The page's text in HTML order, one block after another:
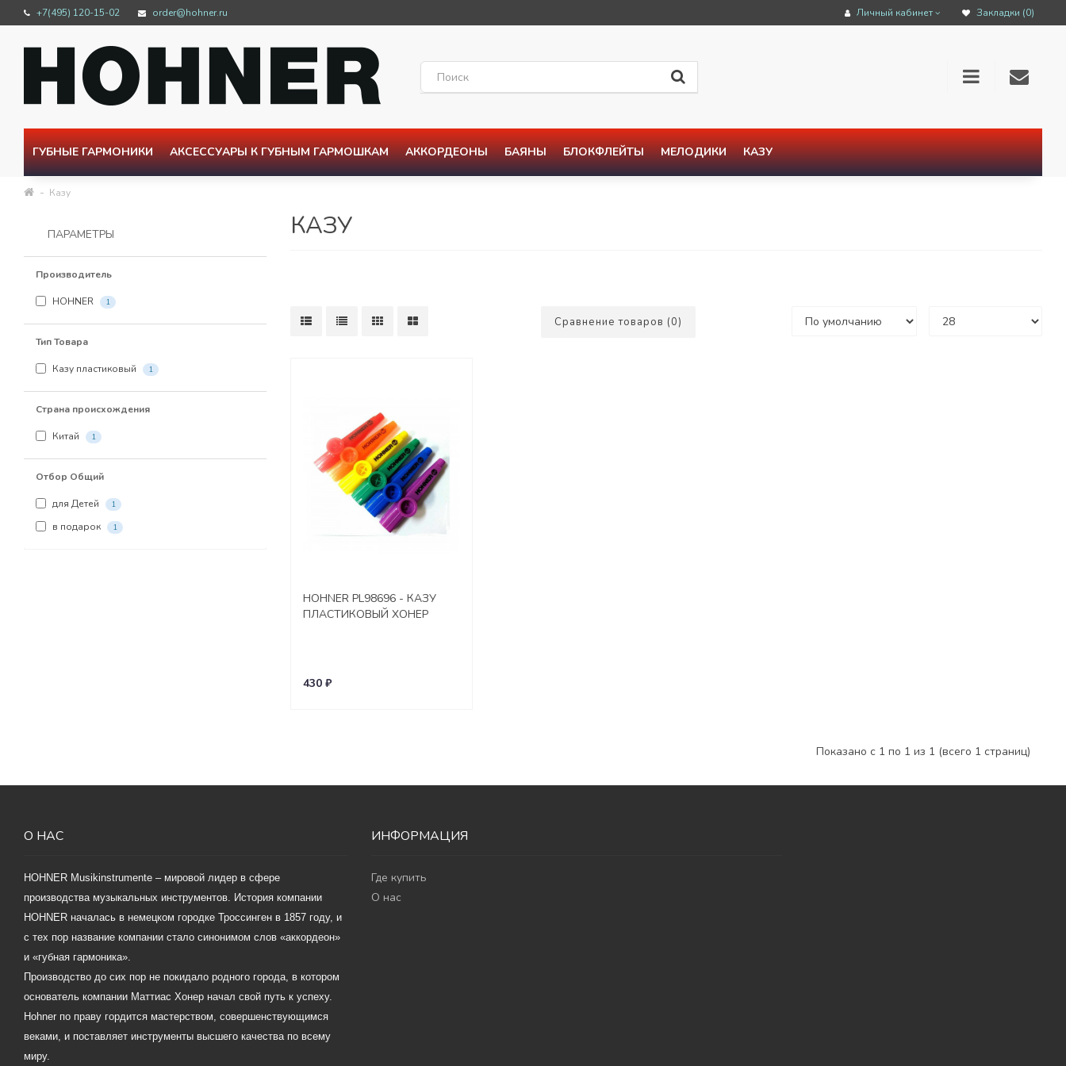
+7(495) 120-15-02 order@hohner.ru Личный кабинет Закладки (0)
ГУБНЫЕ ГАРМОНИКИ АКСЕССУАРЫ К ГУБНЫМ ГАРМОШКАМ АККОРДЕОНЫ БАЯНЫ БЛОКФЛЕЙТЫ МЕЛОДИКИ КАЗУ
Казу
ПАРАМЕТРЫ
Производитель
HOHNER 1
Тип Товара
Казу пластиковый 1
Страна происхождения
Китай 1
Отбор Общий
для Детей 1
в подарок 1
КАЗУ
Сравнение товаров (0)
HOHNER PL98696 - КАЗУ
ПЛАСТИКОВЫЙ ХОНЕР
430 ₽
Показано с 1 по 1 из 1 (всего 1 страниц)
О НАС
HOHNER Musikinstrumente – мировой лидер в сфере
производства музыкальных инструментов. История компании
HOHNER началась в немецком городке Троссинген в 1857 году, и
с тех пор название компании стало синонимом слов «аккордеон»
и «губная гармоника».
Производство до сих пор не покидало родного города, в котором
основатель компании Маттиас Хонер начал свой путь к успеху.
Hohner по праву гордится мастерством, совершенствующимся
веками, и поставляет инструменты высшего качества по всему
миру.
ИНФОРМАЦИЯ
Где купить
О нас